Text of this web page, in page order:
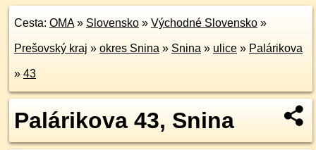
Cesta: OMA» Slovensko » Východné Slovensko »
Prešovský kraj » okres Snina » Snina » ulice » Palárikova
» 43
Palárikova 43, Snina